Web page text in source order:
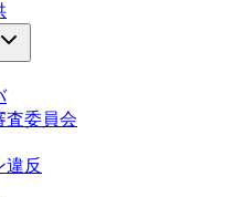
査委員会
違反